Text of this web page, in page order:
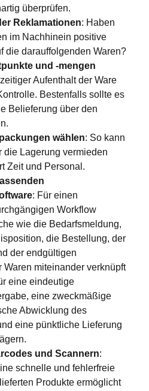
überprüfen.
Reklamationen: Haben
im Nachhinein positive
die darauffolgenden Waren?
und -mengen
Aufenthalt der Ware
Bestenfalls sollte es
Belieferung über den
wählen: So kann
die Lagerung vermieden
Zeit und Personal.
: Für einen
Workflow
wie die Bedarfsmeldung,
die Bestellung, der
der endgültigen
Waren miteinander verknüpft
eine eindeutige
eine zweckmäßige
Abwicklung des
eine pünktliche Lieferung
und Scannern:
schnelle und fehlerfreie
Produkte ermöglicht